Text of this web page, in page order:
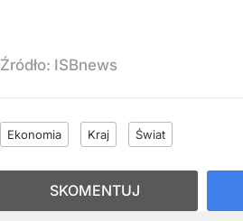
Źródło: ISBnews
Ekonomia Kraj Świat
SKOMENTUJ